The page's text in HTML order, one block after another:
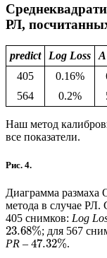
РЛ,
predict Log Loss
405
0.16%
564
0.2%
Наш метод
все показатели.
Рис. 4.
Диаграмма размаха
метода в случае
405 снимков: Log
23.68%; для 567
PR – 47.32%.